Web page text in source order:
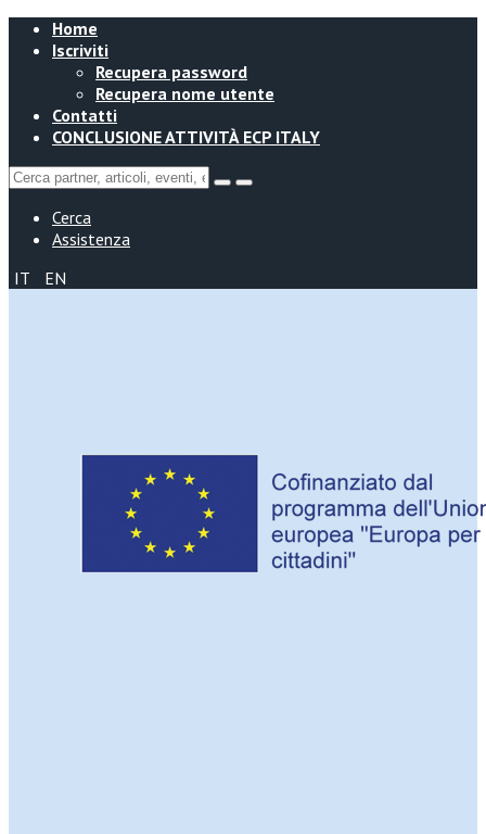
Home
Iscriviti
Recupera password
Recupera nome utente
Contatti
CONCLUSIONE ATTIVITÀ ECP ITALY
Cerca
Assistenza
IT
EN